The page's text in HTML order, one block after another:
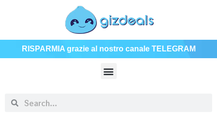
RISPARMIA grazie al nostro canale TELEGRAM